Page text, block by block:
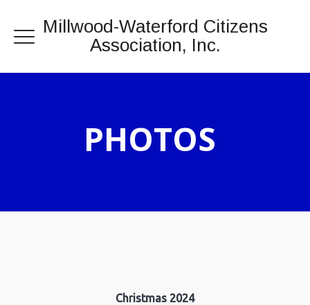
Millwood-Waterford Citizens
Association, Inc.
PHOTOS
Christmas 2024